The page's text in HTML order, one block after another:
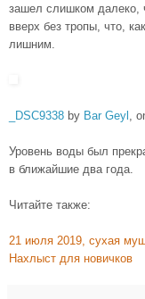
зашел слишком далеко,
вверх без тропы, что,
лишним.
_DSC9338 by Bar Geyl ,
Уровень воды был
в ближайшие два года.
Читайте также:
21 июля 2019, сухая
Нахлыст для новичков